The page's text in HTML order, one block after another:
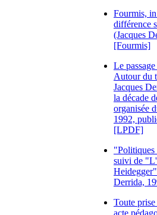
Fourmis,
différence
(Jacques
[Fourmis]
Le
Autour du
Jacques
la décade
organisée
1992,
[LPDF]
suivi de
Derrida,
Toute
acte